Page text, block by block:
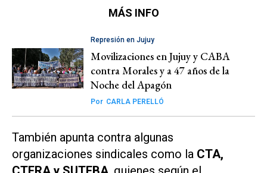
MÁS INFO
Represión en Jujuy
Movilizaciones en Jujuy y CABA
contra Morales y a 47 años de la
Noche del Apagón
Por CARLA PERELLÓ
También apunta contra algunas
organizaciones sindicales como la CTA,